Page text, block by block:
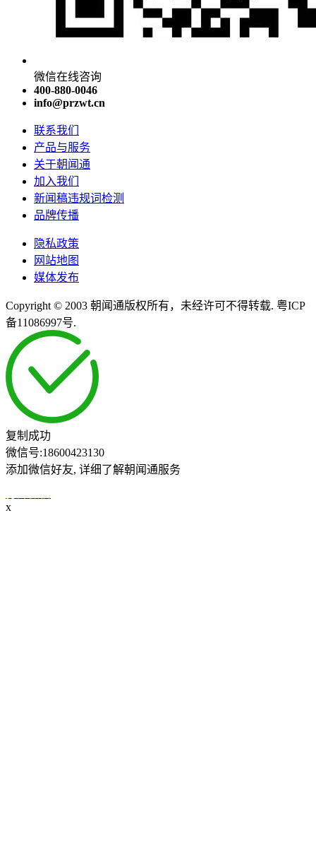
微信在线咨询
400-880-0046
info@przwt.cn
联系我们
产品与服务
关于朝闻通
加入我们
新闻稿违规词检测
品牌传播
隐私政策
网站地图
媒体发布
Copyright © 2003 朝闻通版权所有，未经许可不得转载. 粤ICP
备11086997号.
复制成功
微信号:18600423130
添加微信好友, 详细了解朝闻通服务
x